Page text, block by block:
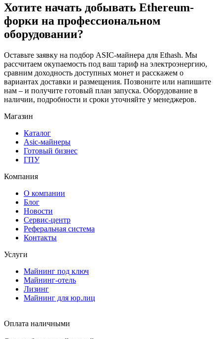
Хотите начать добывать Ethereum-
форки на профессиональном
оборудовании?
Оставьте заявку на подбор ASIC-майнера для Ethash. Мы
рассчитаем окупаемость под ваш тариф на электроэнергию,
сравним доходность доступных монет и расскажем о
вариантах доставки и размещения. Позвоните или напишите
нам – и получите готовый план запуска. Оборудование в
наличии, подробности и сроки уточняйте у менеджеров.
Магазин
Каталог
Asic-майнеры
Готовый бизнес
ГПУ
Компания
О компании
Блог
Новости
Сервис-центр
Реферальная система
Контакты
Услуги
Майнинг под ключ
Майнинг-отель
Лизинг
Майнинг для юр.лиц
Оплата наличными